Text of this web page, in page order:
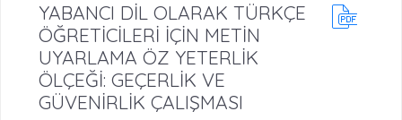
YABANCI DİL OLARAK TÜRKÇE
ÖĞRETİCİLERİ İÇİN METİN
UYARLAMA ÖZ YETERLİK
ÖLÇEĞİ: GEÇERLİK VE
GÜVENİRLİK ÇALIŞMASI